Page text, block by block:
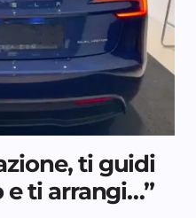
ti guidi
e ti arrangi…”